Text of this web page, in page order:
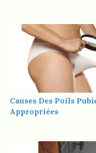
Causes Des Poils
Appropriées